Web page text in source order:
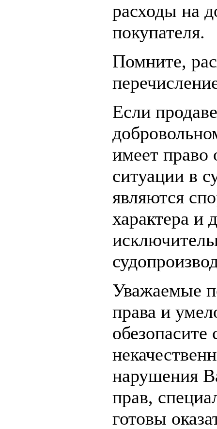
расходы на
покупателя.
Помните,
Если
имеет право
ситуации в
являются
характера
Уважаемые
права и
обезопасите
нарушения
прав,
готовы